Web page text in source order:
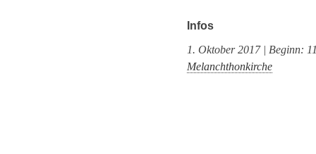
Infos
1. Oktober 2017 | Beginn:
Melanchthonkirche